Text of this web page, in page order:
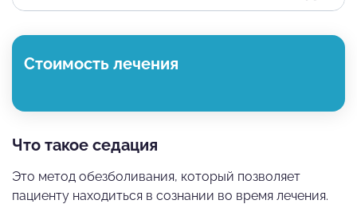
Стоимость лечения
Что такое седация
Это метод обезболивания, который позволяет
пациенту находиться в сознании во время лечения.